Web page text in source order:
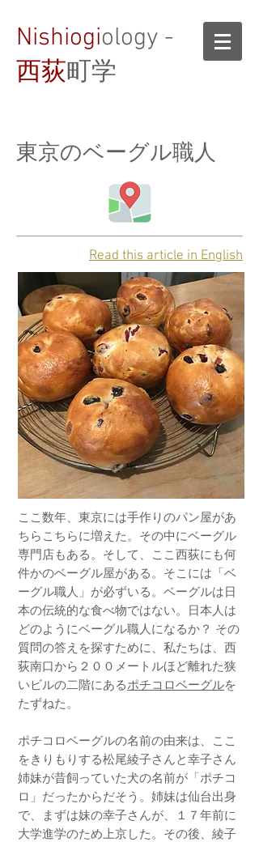
Nishiogiology -
西荻町学
東京のベーグル職人
Read this article in English
ここ数年、東京には手作りのパン屋があ
ちらこちらに増えた。その中にベーグル
専門店もある。そして、ここ西荻にも何
件かのベーグル屋がある。そこには「ベ
ーグル職人」が必ずいる。ベーグルは日
本の伝統的な食べ物ではない。日本人は
どのようにベーグル職人になるか？ その
質問の答えを探すために、私たちは、西
荻南口から２００メートルほど離れた狭
いビルの二階にあるポチコロベーグルを
たずねた。
ポチコロベーグルの名前の由来は、ここ
をきりもりする松尾綾子さんと幸子さん
姉妹が昔飼っていた犬の名前が「ポチコ
ロ」だったからだそう。姉妹は仙台出身
で、まずは妹の幸子さんが、１７年前に
大学進学のため上京した。その後、綾子